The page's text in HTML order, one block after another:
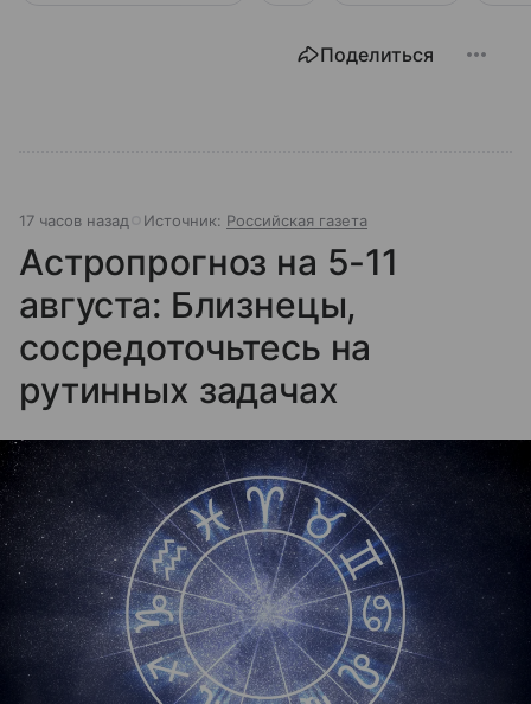
Поделиться
17 часов назад Источник: Российская газета
Астропрогноз на 5-11
августа: Близнецы,
сосредоточьтесь на
рутинных задачах